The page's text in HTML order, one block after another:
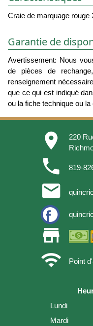
Craie de marquage rouge
Garantie de
Avertissement: Nous
de pièces de
renseignement
que ce qui est indiqué
ou la fiche technique ou la
place
220
phone 819-
email
store
wifi
Point
Lundi
Mardi